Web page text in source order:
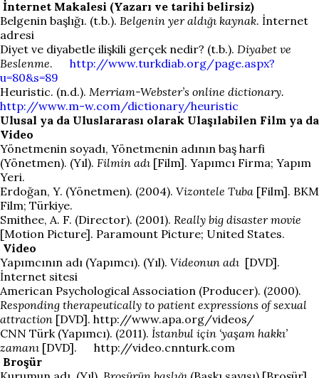
İnternet Makalesi (Yazarı ve tarihi belirsiz)
Belgenin başlığı. (t.b.). Belgenin yer aldığı kaynak. İnternet
adresi
Diyet ve diyabetle ilişkili gerçek nedir? (t.b.). Diyabet ve
Beslenme. http://www.turkdiab.org/page.aspx?
u=80&s=89
Heuristic. (n.d.). Merriam-Webster’s online dictionary.
http://www.m-w.com/dictionary/heuristic
Ulusal ya da Uluslararası olarak Ulaşılabilen Film ya da
Video
Yönetmenin soyadı, Yönetmenin adının baş harfi
(Yönetmen). (Yıl). Filmin adı [Film]. Yapımcı Firma; Yapım
Yeri.
Erdoğan, Y. (Yönetmen). (2004). Vizontele Tuba [Film]. BKM
Film; Türkiye.
Smithee, A. F. (Director). (2001). Really big disaster movie
[Motion Picture]. Paramount Picture; United States.
Video
Yapımcının adı (Yapımcı). (Yıl). Videonun adı [DVD].
İnternet sitesi
American Psychological Association (Producer). (2000).
Responding therapeutically to patient expressions of sexual
attraction [DVD]. http://www.apa.org/videos/
CNN Türk (Yapımcı). (2011). İstanbul için ‘yaşam hakkı’
zamanı [DVD]. http://video.cnnturk.com
Broşür